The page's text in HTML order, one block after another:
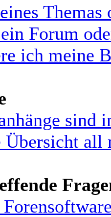
Themas
Forum
ich meine
sind
all